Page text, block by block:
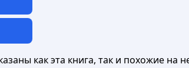
как эта книга, так и похожие на